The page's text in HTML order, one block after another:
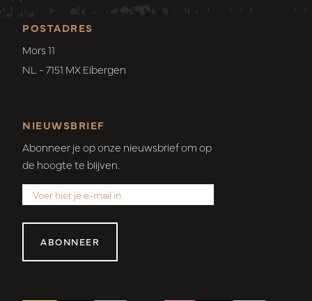
POSTADRES
Mors 11
NL - 7151 MX Eibergen
NIEUWSBRIEF
Abonneer je op onze nieuwsbrief om op
de hoogte te blijven.
ABONNEER